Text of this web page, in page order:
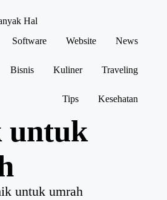
Hal
Software Website News
Bisnis Kuliner Traveling
Tips Kesehatan
untuk
untuk umrah